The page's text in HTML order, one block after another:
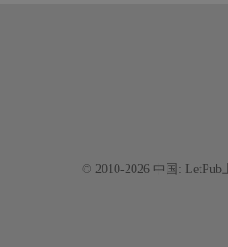
© 2010-2026 中国: LetPub